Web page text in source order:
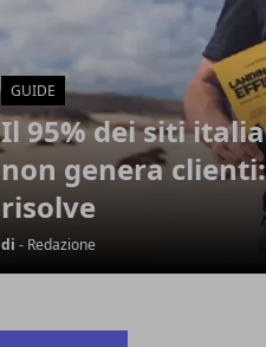
GUIDE
Il 95% dei siti
non genera
risolve
di - Redazione